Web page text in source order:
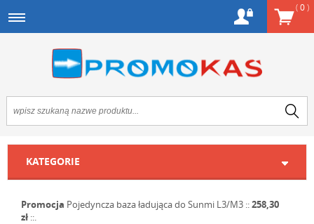
(0)
KATEGORIE
Promocja Pojedyncza baza ładująca do Sunmi L3/M3 ::258,30
zł ::.